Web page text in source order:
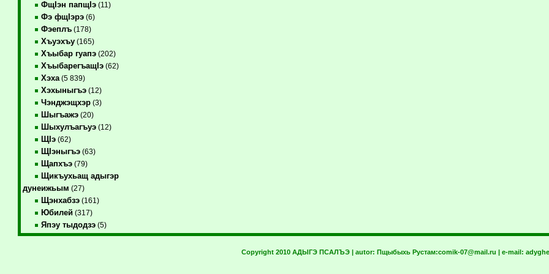
ФщIэн папщIэ(11)
Фэ фщIэрэ(6)
Фэеплъ(178)
Хъуэхъу(165)
Хъыбар гуапэ(202)
ХъыбарегъащIэ(62)
Хэха(5 839)
Хэхыныгъэ(12)
Чэнджэщхэр(3)
Шыгъажэ(20)
Шыхулъагъуэ(12)
ЩIэ(62)
ЩIэныгъэ(63)
Щапхъэ(79)
Щикъухьащ адыгэр
дунеижьым (27)
Щэнхабзэ(161)
Юбилей(317)
Япэу тыдодзэ(5)
Copyright 2010 АДЫГЭ ПСАЛЪЭ | autor: Пщыбыхь Рустам:comik-07@mail.ru | e-mail: